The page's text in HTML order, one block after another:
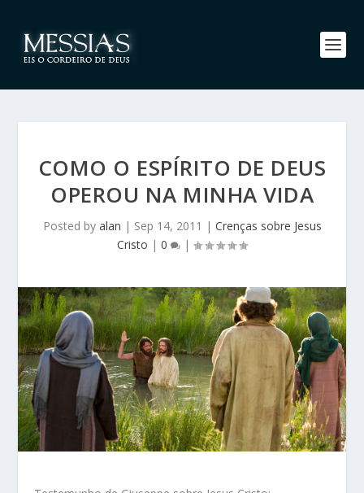
COMO O ESPÍRITO DE DEUS
OPEROU NA MINHA VIDA
Posted by alan | Sep 14, 2011 | Crenças sobre Jesus
Cristo | 0 |